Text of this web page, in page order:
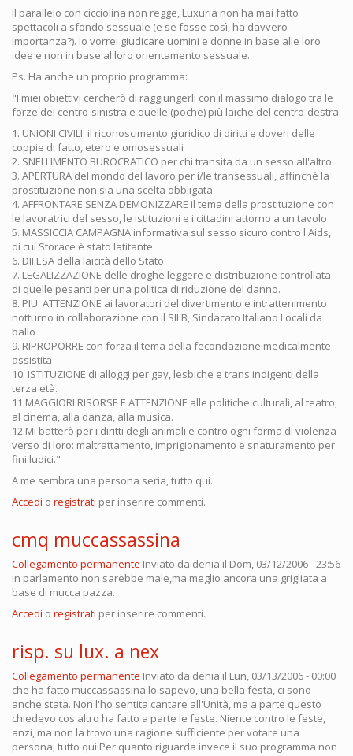
Il parallelo con cicciolina non regge, Luxuria non ha mai fatto
spettacoli a sfondo sessuale (e se fosse così, ha davvero
importanza?). Io vorrei giudicare uomini e donne in base alle loro
idee e non in base al loro orientamento sessuale.
Ps. Ha anche un proprio programma:
"I miei obiettivi cercherò di raggiungerli con il massimo dialogo tra le
forze del centro-sinistra e quelle (poche) più laiche del centro-destra.
1. UNIONI CIVILI: il riconoscimento giuridico di diritti e doveri delle
coppie di fatto, etero e omosessuali
2. SNELLIMENTO BUROCRATICO per chi transita da un sesso all'altro
3. APERTURA del mondo del lavoro per i/le transessuali, affinché la
prostituzione non sia una scelta obbligata
4. AFFRONTARE SENZA DEMONIZZARE il tema della prostituzione con
le lavoratrici del sesso, le istituzioni e i cittadini attorno a un tavolo
5. MASSICCIA CAMPAGNA informativa sul sesso sicuro contro l'Aids,
di cui Storace è stato latitante
6. DIFESA della laicità dello Stato
7. LEGALIZZAZIONE delle droghe leggere e distribuzione controllata
di quelle pesanti per una politica di riduzione del danno.
8. PIU' ATTENZIONE ai lavoratori del divertimento e intrattenimento
notturno in collaborazione con il SILB, Sindacato Italiano Locali da
ballo
9. RIPROPORRE con forza il tema della fecondazione medicalmente
assistita
10. ISTITUZIONE di alloggi per gay, lesbiche e trans indigenti della
terza età.
11.MAGGIORI RISORSE E ATTENZIONE alle politiche culturali, al teatro,
al cinema, alla danza, alla musica.
12.Mi batterò per i diritti degli animali e contro ogni forma di violenza
verso di loro: maltrattamento, imprigionamento e snaturamento per
fini ludici."
A me sembra una persona seria, tutto qui.
Accedi o registrati per inserire commenti.
cmq muccassassina
Collegamento permanente Inviato da denia il Dom, 03/12/2006 - 23:56
in parlamento non sarebbe male,ma meglio ancora una grigliata a
base di mucca pazza.
Accedi o registrati per inserire commenti.
risp. su lux. a nex
Collegamento permanente Inviato da denia il Lun, 03/13/2006 - 00:00
che ha fatto muccassassina lo sapevo, una bella festa, ci sono
anche stata. Non l'ho sentita cantare all'Unità, ma a parte questo
chiedevo cos'altro ha fatto a parte le feste. Niente contro le feste,
anzi, ma non la trovo una ragione sufficiente per votare una
persona, tutto qui.Per quanto riguarda invece il suo programma non